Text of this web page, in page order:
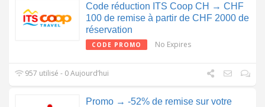
Code réduction ITS Coop CH → CHF
100 de remise à partir de CHF 2000 de
réservation
CODE PROMO No Expires
957 utilisé - 0 Aujourd’hui
Promo → -52% de remise sur votre